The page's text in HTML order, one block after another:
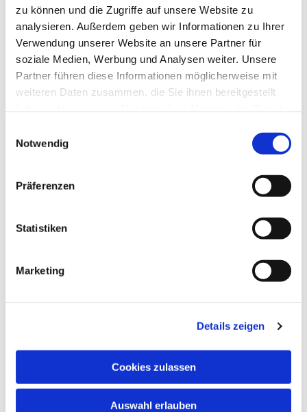
zu können und die Zugriffe auf unsere Website zu
analysieren. Außerdem geben wir Informationen zu Ihrer
Verwendung unserer Website an unsere Partner für
soziale Medien, Werbung und Analysen weiter. Unsere
Partner führen diese Informationen möglicherweise mit
weiteren Daten zusammen, die Sie ihnen bereitgestellt
Notwendig
Präferenzen
Statistiken
Marketing
Details zeigen
Cookies zulassen
Auswahl erlauben
Dies könnte Sie auch
interessieren